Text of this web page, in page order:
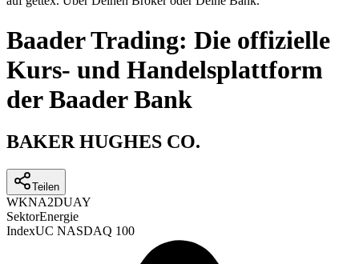
Baader Trading: Die offizielle
Kurs- und Handelsplattform
der Baader Bank
BAKER HUGHES CO.
Teilen
WKNA2DUAY
SektorEnergie
IndexUC NASDAQ 100